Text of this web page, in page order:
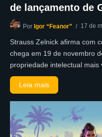
de lançamento de
Por Igor “Feanor” 17 de
Strauss Zelnick afirma com
chega em 19 de novembro
propriedade intelectual mais
Leia mais